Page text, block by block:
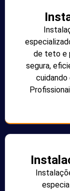
de teto e
segura,